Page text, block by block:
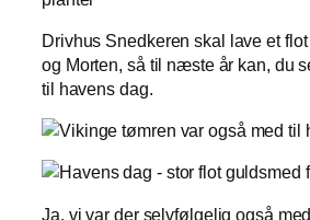
Drivhus Snedkeren skal lave et
og Morten, så til næste år kan, du
til havens dag.
Ja, vi var der selvfølgelig også